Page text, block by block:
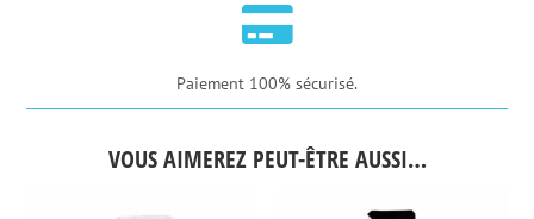

Paiement 100% sécurisé.
VOUS AIMEREZ PEUT-ÊTRE AUSSI…